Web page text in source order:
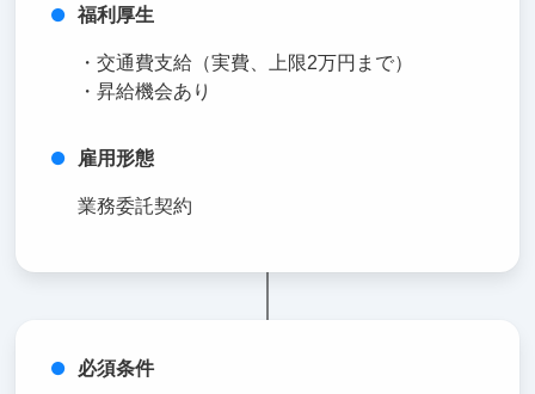
福利厚生
・交通費支給（実費、上限2万円まで）
・昇給機会あり
雇用形態
業務委託契約
必須条件